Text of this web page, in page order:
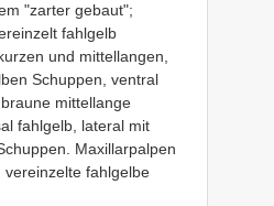
"zarter gebaut";
fahlgelb
und mittellangen,
Schuppen, ventral
mittellange
fahlgelb, lateral mit
Maxillarpalpen
fahlgelbe